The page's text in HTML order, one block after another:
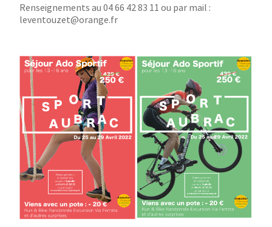
Renseignements au 04 66 42 83 11 ou par mail :
leventouzet@orange.fr